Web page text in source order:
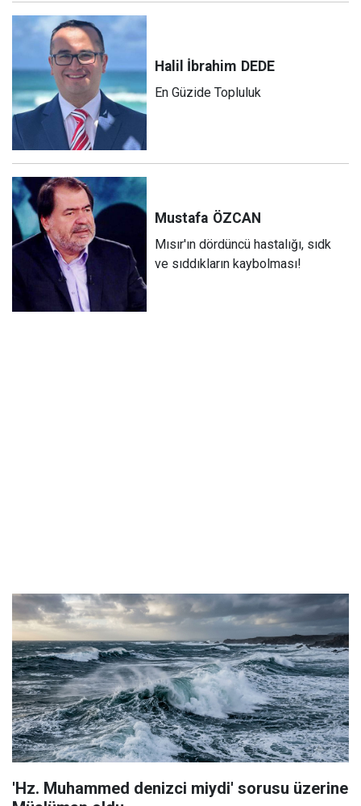
Halil İbrahim DEDE
En Güzide Topluluk
Mustafa ÖZCAN
Mısır'ın dördüncü hastalığı, sıdk
ve sıddıkların kaybolması!
'Hz. Muhammed denizci miydi' sorusu üzerine